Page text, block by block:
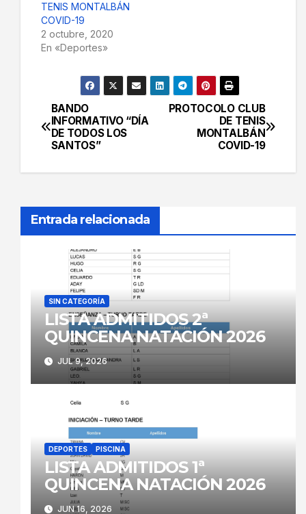
TENIS MONTALBÁN
COVID-19
2 octubre, 2020
En «Deportes»
Navegación
de
entradas
PROTOCOLO CLUB
DE TENIS
MONTALBÁN
COVID-19
BANDO
INFORMATIVO “DÍA
DE TODOS LOS
SANTOS”
Entrada relacionada
SIN CATEGORÍA
LISTA ADMITIDOS 2ª
QUINCENA NATACIÓN 2026
JUL 9, 2026
DEPORTES PISCINA
LISTA ADMITIDOS 1ª
QUINCENA NATACIÓN 2026
JUN 16, 2026